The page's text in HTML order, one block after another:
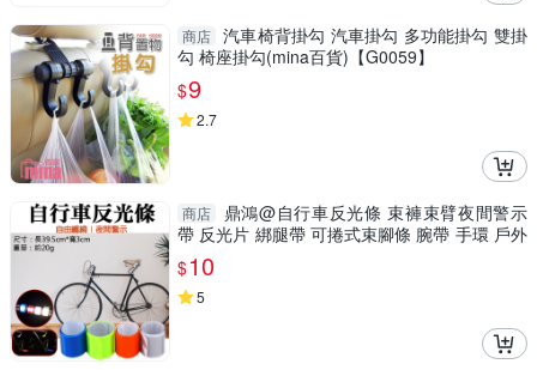
商店 汽車椅背掛勾 汽車掛勾 多功能掛勾 雙掛
勾 椅座掛勾(mina百貨)【G0059】
$9
2.7
商店
鼎鴻@自行車反光條 束褲束臂夜間警示
帶 反光片 綁腿帶 可捲式束腳條 腕帶 手環 戶外
安全螢光條
$10
5